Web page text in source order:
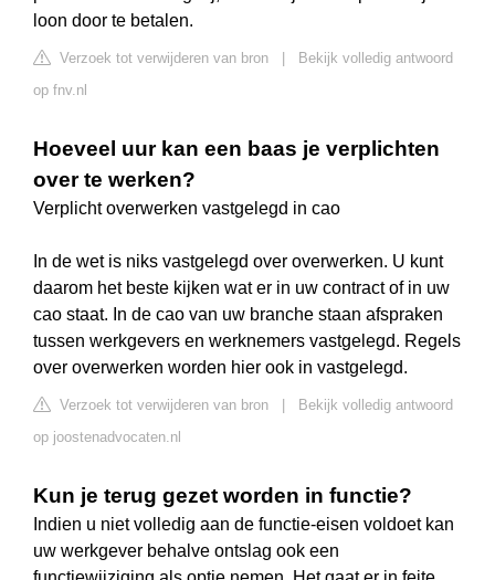
loon door te betalen.
Verzoek tot verwijderen van bron
Bekijk volledig antwoord
op fnv.nl
Hoeveel uur kan een baas je verplichten
over te werken?
Verplicht overwerken vastgelegd in cao
In de wet is niks vastgelegd over overwerken. U kunt
daarom het beste kijken wat er in uw contract of in uw
cao staat. In de cao van uw branche staan afspraken
tussen werkgevers en werknemers vastgelegd. Regels
over overwerken worden hier ook in vastgelegd.
Verzoek tot verwijderen van bron
Bekijk volledig antwoord
op joostenadvocaten.nl
Kun je terug gezet worden in functie?
Indien u niet volledig aan de functie-eisen voldoet kan
uw werkgever behalve ontslag ook een